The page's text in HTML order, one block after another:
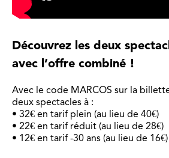
Découvrez les deux
avec l’offre combiné !
Avec le code MARCOS sur la
deux spectacles à :
• 32€ en tarif plein (au lieu de 40€)
• 22€ en tarif réduit (au lieu de 28€)
• 12€ en tarif -30 ans (au lieu de 16€)